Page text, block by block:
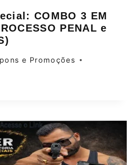
COMBO 3 EM
PENAL e
e Promoções